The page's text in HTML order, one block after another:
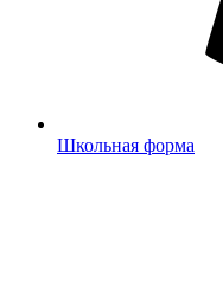
Школьная форма